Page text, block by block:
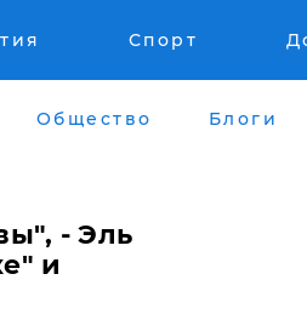
Спорт
Общество Блоги
- Эль
и